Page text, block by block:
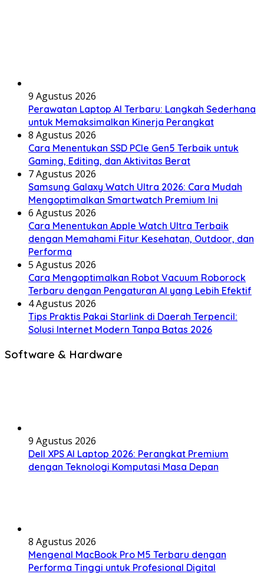
9 Agustus 2026
Perawatan Laptop AI Terbaru: Langkah Sederhana
untuk Memaksimalkan Kinerja Perangkat
8 Agustus 2026
Cara Menentukan SSD PCIe Gen5 Terbaik untuk
Gaming, Editing, dan Aktivitas Berat
7 Agustus 2026
Samsung Galaxy Watch Ultra 2026: Cara Mudah
Mengoptimalkan Smartwatch Premium Ini
6 Agustus 2026
Cara Menentukan Apple Watch Ultra Terbaik
dengan Memahami Fitur Kesehatan, Outdoor, dan
Performa
5 Agustus 2026
Cara Mengoptimalkan Robot Vacuum Roborock
Terbaru dengan Pengaturan AI yang Lebih Efektif
4 Agustus 2026
Tips Praktis Pakai Starlink di Daerah Terpencil:
Solusi Internet Modern Tanpa Batas 2026
Software & Hardware
9 Agustus 2026
Dell XPS AI Laptop 2026: Perangkat Premium
dengan Teknologi Komputasi Masa Depan
8 Agustus 2026
Mengenal MacBook Pro M5 Terbaru dengan
Performa Tinggi untuk Profesional Digital